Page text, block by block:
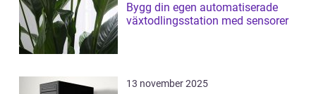
Bygg din egen automatiserade
växtodlingsstation med sensorer
13 november 2025